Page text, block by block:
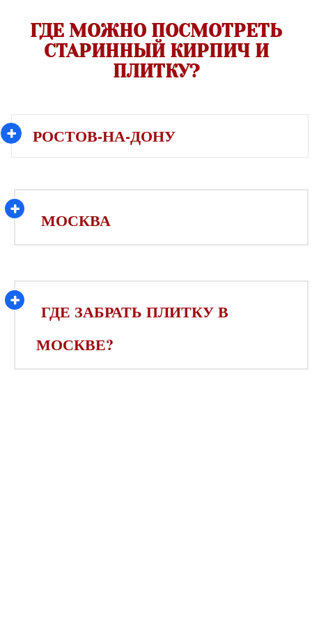
ГДЕ МОЖНО ПОСМОТРЕТЬ
СТАРИННЫЙ КИРПИЧ И
ПЛИТКУ?
РОСТОВ-НА-ДОНУ
МОСКВА
ГДЕ ЗАБРАТЬ ПЛИТКУ В
МОСКВЕ?